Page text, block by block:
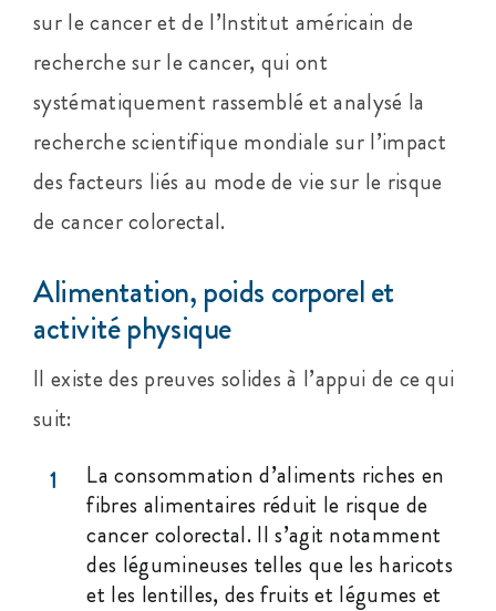
sur le cancer et de l’Institut américain de
recherche sur le cancer, qui ont
systématiquement rassemblé et analysé la
recherche scientifique mondiale sur l’impact
des facteurs liés au mode de vie sur le risque
de cancer colorectal.
Alimentation, poids corporel et
activité physique
Il existe des preuves solides à l’appui de ce qui
suit:
1
La consommation d’aliments riches en
fibres alimentaires réduit le risque de
cancer colorectal. Il s’agit notamment
des légumineuses telles que les haricots
et les lentilles, des fruits et légumes et